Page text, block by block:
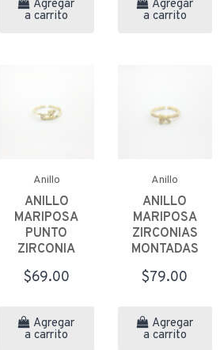
Agregar
a carrito
Agregar
a carrito
Anillo
ANILLO
MARIPOSA
PUNTO
ZIRCONIA
$69.00
Agregar
a carrito
Anillo
ANILLO
MARIPOSA
ZIRCONIAS
MONTADAS
$79.00
Agregar
a carrito